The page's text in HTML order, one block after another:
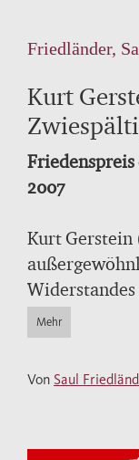
Friedländer,
Kurt
Friedenspreis
2007
Kurt Gerstein
Schon im
den Staat
Mehr
Von Saul